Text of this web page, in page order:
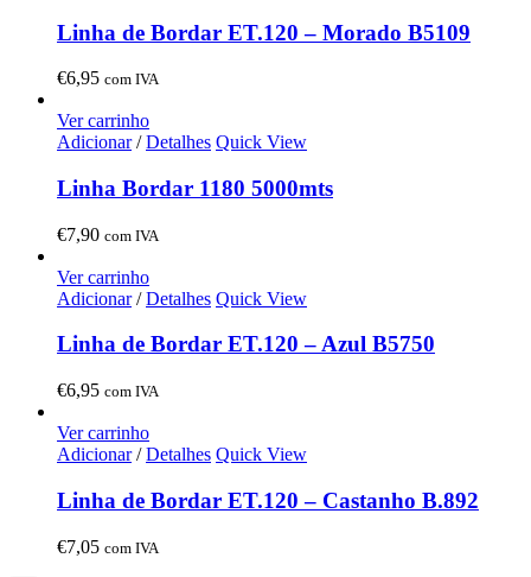
Linha de Bordar ET.120 – Morado B5109
€6,95 com IVA
Ver carrinho
Adicionar/ Detalhes Quick View
Linha Bordar 1180 5000mts
€7,90 com IVA
Ver carrinho
Adicionar/ Detalhes Quick View
Linha de Bordar ET.120 – Azul B5750
€6,95 com IVA
Ver carrinho
Adicionar/ Detalhes Quick View
Linha de Bordar ET.120 – Castanho B.892
€7,05 com IVA